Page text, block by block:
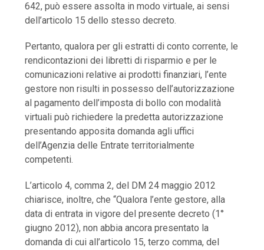
642, può essere assolta in modo virtuale, ai sensi
dell’articolo 15 dello stesso decreto.
Pertanto, qualora per gli estratti di conto corrente, le
rendicontazioni dei libretti di risparmio e per le
comunicazioni relative ai prodotti finanziari, l’ente
gestore non risulti in possesso dell’autorizzazione
al pagamento dell’imposta di bollo con modalità
virtuali può richiedere la predetta autorizzazione
presentando apposita domanda agli uffici
dell’Agenzia delle Entrate territorialmente
competenti.
L’articolo 4, comma 2, del DM 24 maggio 2012
chiarisce, inoltre, che “Qualora l’ente gestore, alla
data di entrata in vigore del presente decreto (1°
giugno 2012), non abbia ancora presentato la
domanda di cui all’articolo 15, terzo comma, del